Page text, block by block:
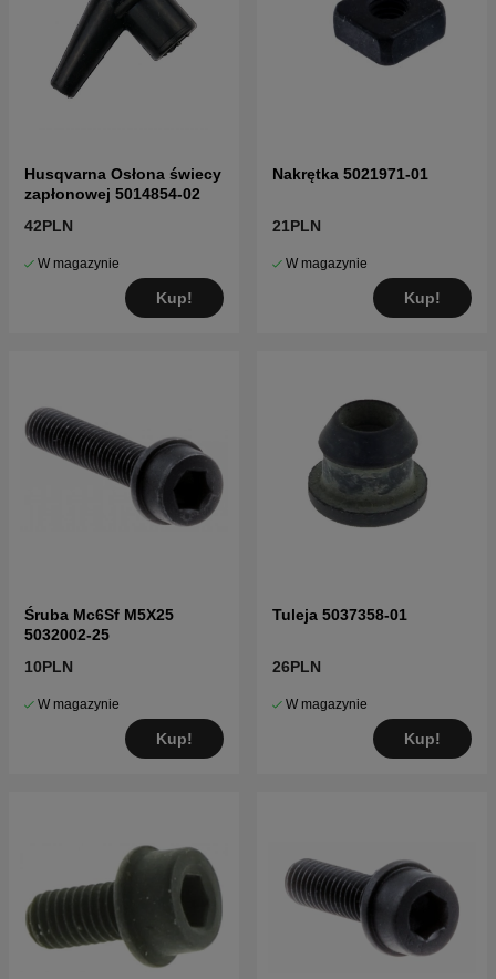
Husqvarna Osłona świecy
zapłonowej 5014854-02
42PLN
W magazynie
Kup!
Nakrętka 5021971-01
21PLN
W magazynie
Kup!
Śruba Mc6Sf M5X25
5032002-25
10PLN
W magazynie
Kup!
Tuleja 5037358-01
26PLN
W magazynie
Kup!